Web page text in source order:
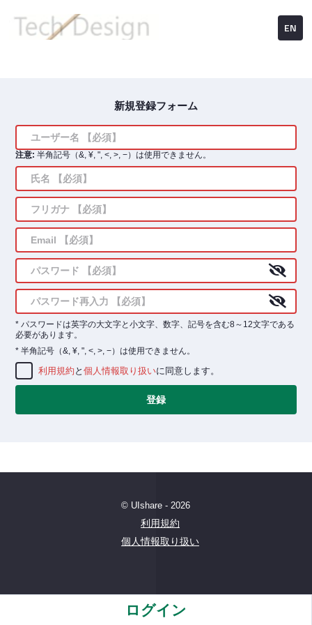
EN
新規登録フォーム
注意:半角記号（&, ¥, ", <, >, −）は使用できません。
*パスワードは英字の大文字と小文字、数字、記号を含む8～12文字である
必要があります。
*半角記号（&, ¥, ", <, >, −）は使用できません。
利用規約 と個人情報取り扱いに同意します。
登録
Powered by
© UIshare - 2026
利用規約
個人情報取り扱い
ログイン